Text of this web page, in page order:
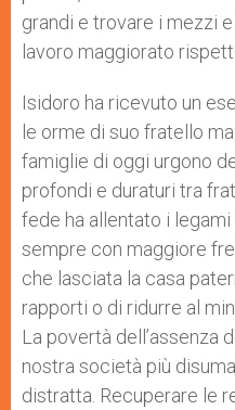
grandi e trovare i mezzi
lavoro maggiorato
Isidoro ha ricevuto un
le orme di suo fratello
famiglie di oggi urgono
profondi e duraturi tra
fede ha allentato i
sempre con maggiore
che lasciata la casa
rapporti o di ridurre al
La povertà dell’assenza
nostra società più
distratta. Recuperare le